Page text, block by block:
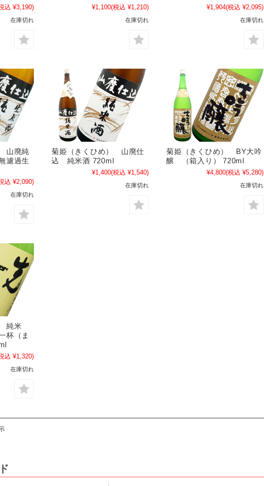
込 ¥3,190)
在庫切れ
¥1,100(税込 ¥1,210)
在庫切れ
¥1,904(税込 ¥2,095)
在庫切れ
山廃純
濾過生
込 ¥2,090)
在庫切れ
菊姫（きくひめ） 山廃仕
込 純米酒 720ml
¥1,400(税込 ¥1,540)
在庫切れ
菊姫（きくひめ） BY大吟
醸 （箱入り） 720ml
¥4,800(税込 ¥5,280)
在庫切れ
純米
（ま
込 ¥1,320)
在庫切れ